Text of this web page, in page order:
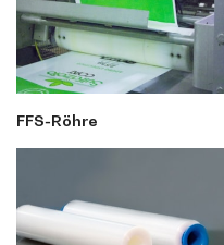
FFS-Röhre